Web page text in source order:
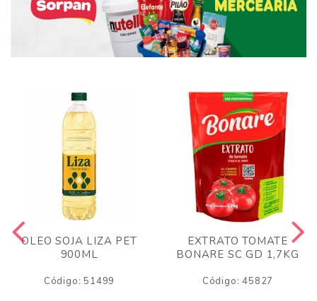
OLEO SOJA LIZA PET
900ML
Código: 51499
EXTRATO TOMATE
BONARE SC GD 1,7KG
Código: 45827